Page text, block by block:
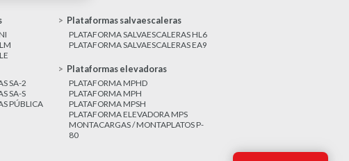
Plataformas salvaescaleras
PLATAFORMA SALVAESCALERAS HL6
PLATAFORMA SALVAESCALERAS EA9
SA-2
SA-S
PÚBLICA
Plataformas elevadoras
PLATAFORMA MPHD
PLATAFORMA MPH
PLATAFORMA MPSH
PLATAFORMA ELEVADORA MPS
MONTACARGAS / MONTAPLATOS P-
80